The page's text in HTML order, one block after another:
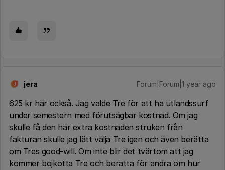
J jera Forum|Forum|1 year ago
625 kr här också. Jag valde Tre för att ha utlandssurf
under semestern med förutsägbar kostnad. Om jag
skulle få den här extra kostnaden struken från
fakturan skulle jag lätt välja Tre igen och även berätta
om Tres good-will. Om inte blir det tvärtom att jag
kommer bojkotta Tre och berätta för andra om hur